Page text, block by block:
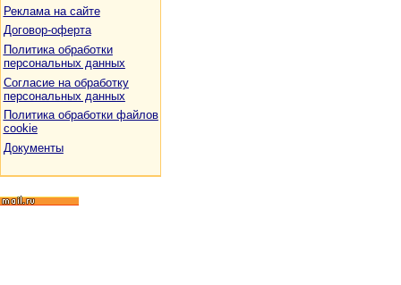
Реклама на сайте
Договор-оферта
Политика обработки
персональных данных
Согласие на обработку
персональных данных
Политика обработки файлов
cookie
Документы